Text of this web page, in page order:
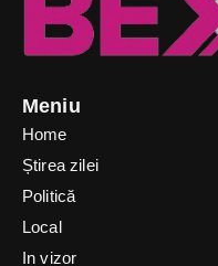
Meniu
Home
Știrea zilei
Politică
Local
In vizor